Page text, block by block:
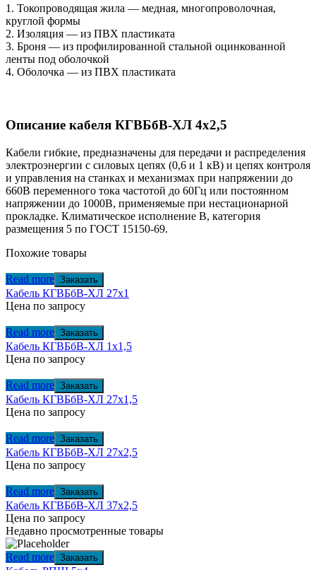
1. Токопроводящая жила — медная, многопроволочная,
круглой формы
2. Изоляция — из ПВХ пластиката
3. Броня — из профилированной стальной оцинкованной
ленты под оболочкой
4. Оболочка — из ПВХ пластиката
Описание кабеля КГВБбВ-ХЛ 4х2,5
Кабели гибкие, предназначены для передачи и распределения
электроэнергии с силовых цепях (0,6 и 1 кВ) и цепях контроля
и управления на станках и механизмах при напряжении до
660В переменного тока частотой до 60Гц или постоянном
напряжении до 1000В, применяемые при нестационарной
прокладке. Климатическое исполнение В, категория
размещения 5 по ГОСТ 15150-69.
Похожие товары
Read more Заказать
Кабель КГВБбВ-ХЛ 27х1
Цена по запросу
Read more Заказать
Кабель КГВБбВ-ХЛ 1х1,5
Цена по запросу
Read more Заказать
Кабель КГВБбВ-ХЛ 27х1,5
Цена по запросу
Read more Заказать
Кабель КГВБбВ-ХЛ 27х2,5
Цена по запросу
Read more Заказать
Кабель КГВБбВ-ХЛ 37х2,5
Цена по запросу
Недавно просмотренные товары
Read more Заказать